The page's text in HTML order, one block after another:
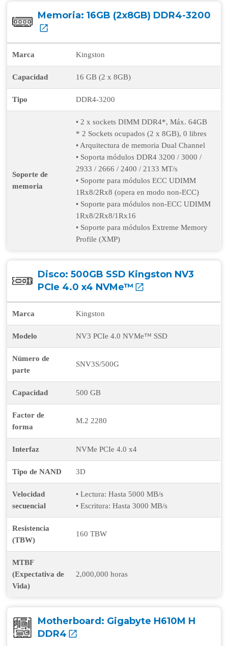
Memoria:16GB (2x8GB) DDR4-3200
Marca Kingston
Capacidad 16 GB (2 x 8GB)
Tipo DDR4-3200
Soporte de
memoria
• 2 x sockets DIMM DDR4*, Máx. 64GB
* 2 Sockets ocupados (2 x 8GB), 0 libres
• Arquitectura de memoria Dual Channel
• Soporta módulos DDR4 3200 / 3000 /
2933 / 2666 / 2400 / 2133 MT/s
• Soporte para módulos ECC UDIMM
1Rx8/2Rx8 (opera en modo non-ECC)
• Soporte para módulos non-ECC UDIMM
1Rx8/2Rx8/1Rx16
• Soporte para módulos Extreme Memory
Profile (XMP)
Disco:500GB SSD Kingston NV3
PCIe 4.0 x4 NVMe™
Marca Kingston
Modelo NV3 PCIe 4.0 NVMe™ SSD
Número de
parte
SNV3S/500G
Capacidad 500 GB
Factor de
forma
M.2 2280
Interfaz NVMe PCIe 4.0 x4
Tipo de NAND 3D
Velocidad
secuencial
• Lectura: Hasta 5000 MB/s
• Escritura: Hasta 3000 MB/s
Resistencia
(TBW)
160 TBW
MTBF
(Expectativa de
Vida)
2,000,000 horas
Motherboard: Gigabyte H610M H
DDR4